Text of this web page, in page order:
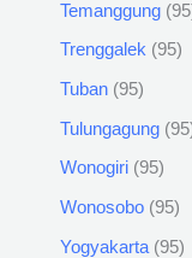
Temanggung 95
Trenggalek 95
Tuban 95
Tulungagung 95
Wonogiri 95
Wonosobo 95
Yogyakarta 95